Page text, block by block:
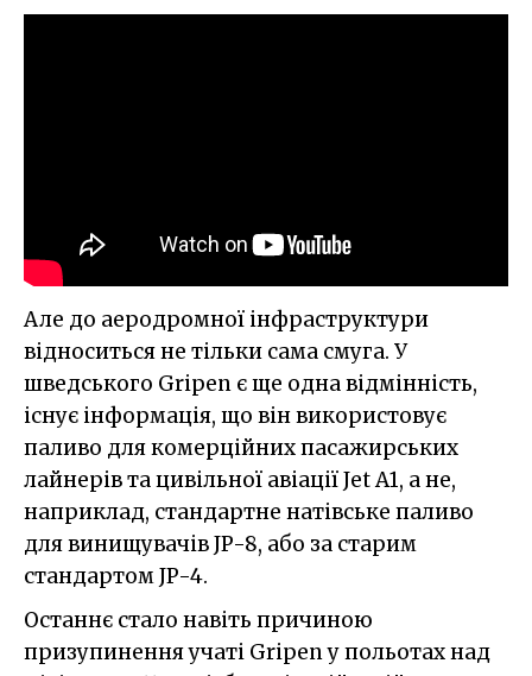
Але до аеродромної інфраструктури
відноситься не тільки сама смуга. У
шведського Gripen є ще одна відмінність,
існує інформація, що він використовує
паливо для комерційних пасажирських
лайнерів та цивільної авіації Jet A1, а не,
наприклад, стандартне натівське паливо
для винищувачів JP-8, або за старим
стандартом JP-4.
Останнє стало навіть причиною
призупинення учаті Gripen у польотах над